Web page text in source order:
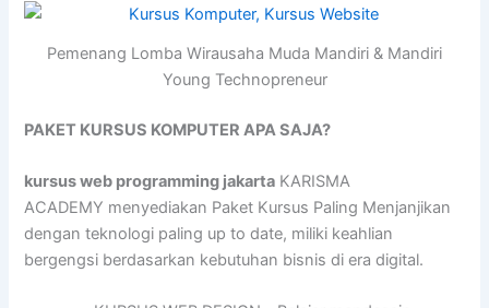
Pemenang Lomba Wirausaha Muda Mandiri & Mandiri
Young Technopreneur
PAKET KURSUS KOMPUTER APA SAJA?
kursus web programming jakarta KARISMA
ACADEMY menyediakan Paket Kursus Paling Menjanjikan
dengan teknologi paling up to date, miliki keahlian
bergengsi berdasarkan kebutuhan bisnis di era digital.